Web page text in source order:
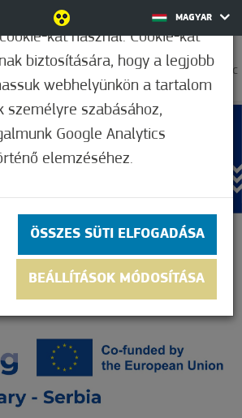
MAGYAR
35,0°C
kat használ. Cookie-kat
biztosítására, hogy a legjobb
webhelyünkön a tartalom
személyre szabásához,
Google Analytics
elemzéséhez.
ÖSSZES SÜTI ELFOGADÁSA
BEÁLLÍTÁSOK MÓDOSÍTÁSA